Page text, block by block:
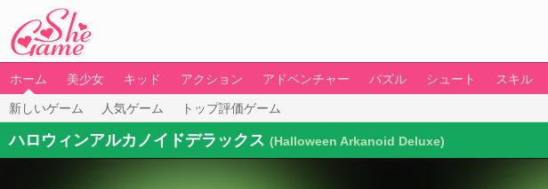
ホーム 美少女 キッド アクション アドベンチャー パズル シュート スキル
新しいゲーム 人気ゲーム トップ評価ゲーム
ハロウィンアルカノイドデラックス (Halloween Arkanoid Deluxe)